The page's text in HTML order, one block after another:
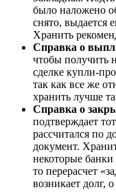
было наложено
снято, выдается
Хранить
Справка о
чтобы получить
сделке купли-
так как все же
хранить лучше
Справка о
подтверждает
рассчитался по
документ.
некоторые
то перерасчет
возникает долг,